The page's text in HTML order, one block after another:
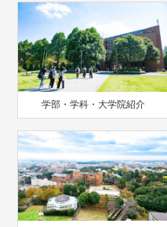
学部・学科・大学院紹介